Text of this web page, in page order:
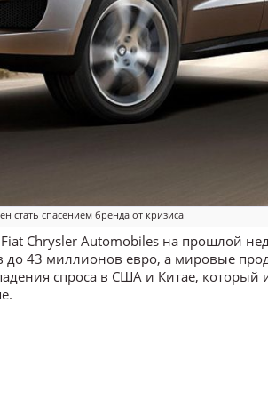
стать спасением бренда от кризиса
Chrysler Automobiles на прошлой
до 43 миллионов евро, а мировые
спроса в США и Китае, который